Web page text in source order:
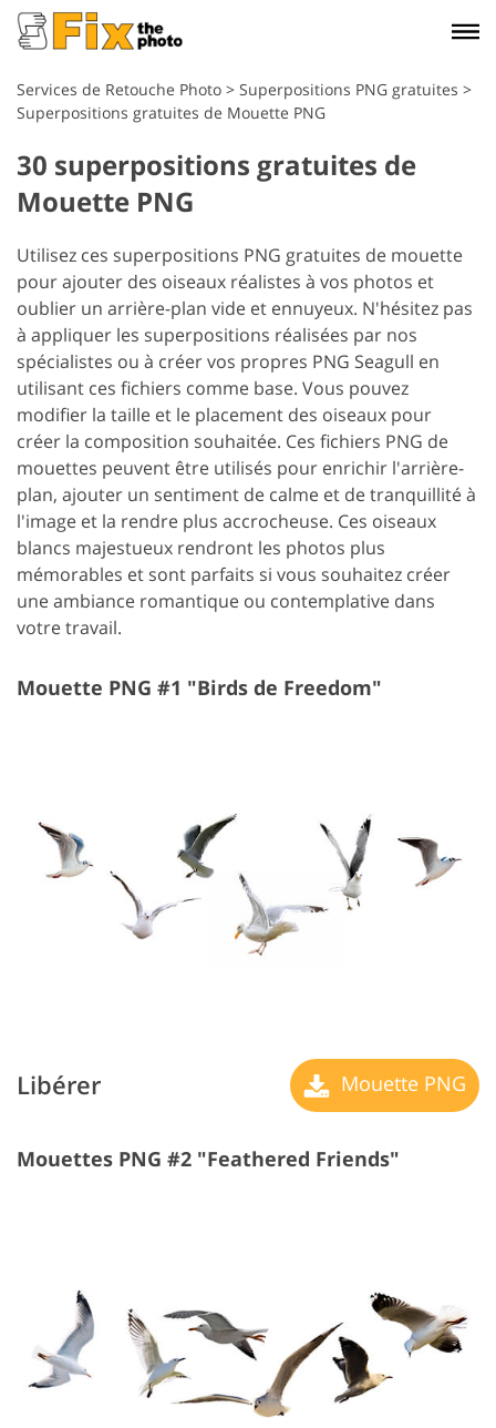
Services de Retouche Photo > Superpositions PNG gratuites >
Superpositions gratuites de Mouette PNG
30 superpositions gratuites de
Mouette PNG
Utilisez ces superpositions PNG gratuites de mouette
pour ajouter des oiseaux réalistes à vos photos et
oublier un arrière-plan vide et ennuyeux. N'hésitez pas
à appliquer les superpositions réalisées par nos
spécialistes ou à créer vos propres PNG Seagull en
utilisant ces fichiers comme base. Vous pouvez
modifier la taille et le placement des oiseaux pour
créer la composition souhaitée. Ces fichiers PNG de
mouettes peuvent être utilisés pour enrichir l'arrière-
plan, ajouter un sentiment de calme et de tranquillité à
l'image et la rendre plus accrocheuse. Ces oiseaux
blancs majestueux rendront les photos plus
mémorables et sont parfaits si vous souhaitez créer
une ambiance romantique ou contemplative dans
votre travail.
Mouette PNG #1 "Birds de Freedom"
Libérer Mouette PNG
Mouettes PNG #2 "Feathered Friends"